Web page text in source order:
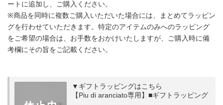
ートに追加し、ご購入ください。
※商品を同時に複数ご購入いただいた場合には、まとめてラッピン
グを行わせていただきます。特定のアイテムのみへのラッピング
をご希望の場合は、お手数をおかけいたしますが、ご購入時に備
考欄にその旨をご記載ください。
▼ギフトラッピングはこちら
【Piu di aranciato専用】■ギフトラッピング